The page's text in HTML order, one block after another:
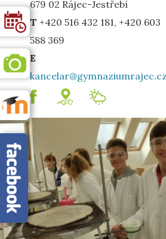
679 02 Rájec-Jestřebí
T +420 516 432 181, +420 603
588 369
E
kancelar@gymnaziumrajec.cz
.
mapa Meteostanice